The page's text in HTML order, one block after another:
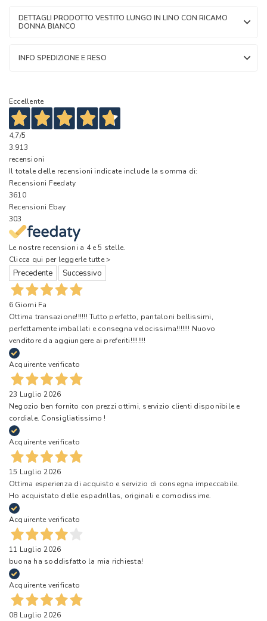
DETTAGLI PRODOTTO VESTITO LUNGO IN LINO CON RICAMO
DONNA BIANCO
INFO SPEDIZIONE E RESO
Eccellente
4,7/5
3.913
recensioni
Il totale delle recensioni indicate include la somma di:
Recensioni Feedaty
3610
Recensioni Ebay
303
Le nostre recensioni a 4 e 5 stelle.
Clicca qui per leggerle tutte >
Precedente Successivo
6 Giorni Fa
Ottima transazione!!!!!! Tutto perfetto, pantaloni bellissimi,
perfettamente imballati e consegna velocissima!!!!!!! Nuovo
venditore da aggiungere ai preferiti!!!!!!!!
Acquirente verificato
23 Luglio 2026
Negozio ben fornito con prezzi ottimi, servizio clienti disponibile e
cordiale. Consigliatissimo !
Acquirente verificato
15 Luglio 2026
Ottima esperienza di acquisto e servizio di consegna impeccabile.
Ho acquistato delle espadrillas, originali e comodissime.
Acquirente verificato
11 Luglio 2026
buona ha soddisfatto la mia richiesta!
Acquirente verificato
08 Luglio 2026